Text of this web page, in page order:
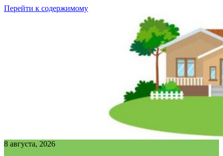
Перейти к содержимому
8 августа, 2026